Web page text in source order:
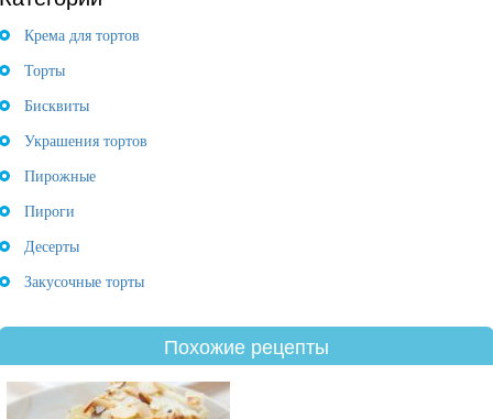
Крема для тортов
Торты
Бисквиты
Украшения тортов
Пирожные
Пироги
Десерты
Закусочные торты
Похожие рецепты